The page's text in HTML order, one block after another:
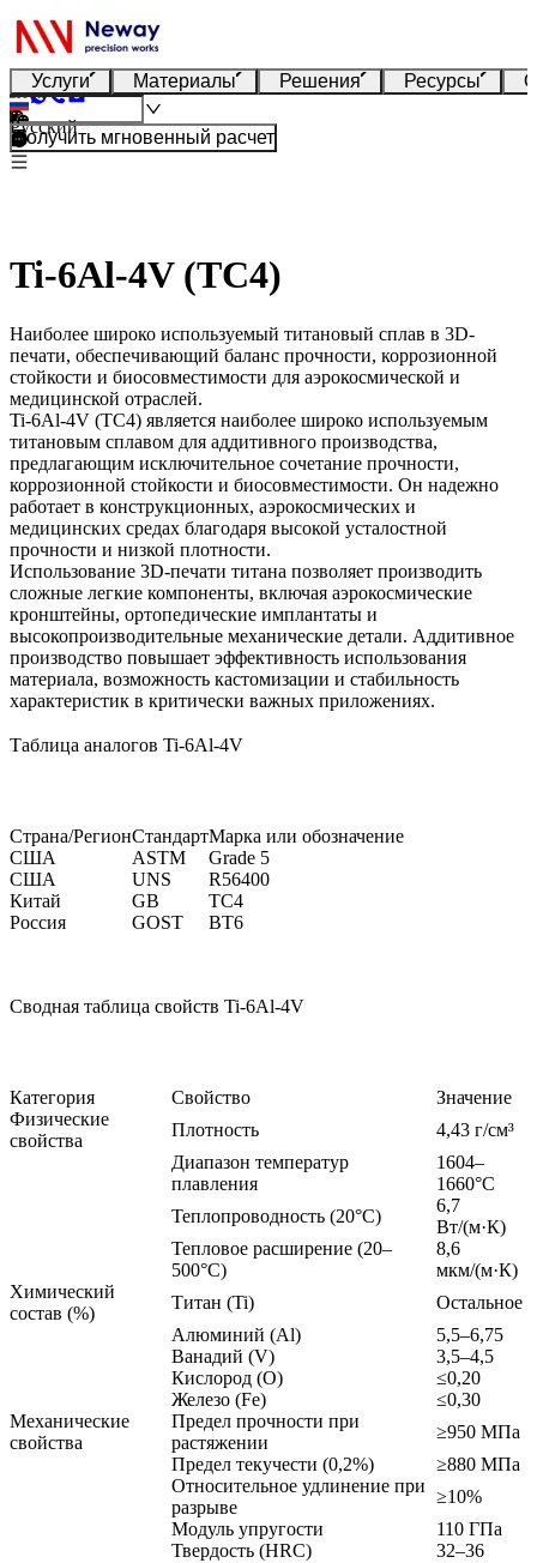
Услуги Материалы Решения Ресурсы
Русский
Получить мгновенный расчет
Ti-6Al-4V (TC4)
Наиболее широко используемый титановый сплав в 3D-
печати, обеспечивающий баланс прочности, коррозионной
стойкости и биосовместимости для аэрокосмической и
медицинской отраслей.
Ti-6Al-4V (TC4) является наиболее широко используемым
титановым сплавом для аддитивного производства,
предлагающим исключительное сочетание прочности,
коррозионной стойкости и биосовместимости. Он надежно
работает в конструкционных, аэрокосмических и
медицинских средах благодаря высокой усталостной
прочности и низкой плотности.
Использование 3D-печати титана позволяет производить
сложные легкие компоненты, включая аэрокосмические
кронштейны, ортопедические имплантаты и
высокопроизводительные механические детали. Аддитивное
производство повышает эффективность использования
материала, возможность кастомизации и стабильность
характеристик в критически важных приложениях.
Таблица аналогов Ti-6Al-4V
Страна/РегионСтандартМарка или обозначение
США
ASTM
Grade 5
США
UNS
R56400
Китай
GB
TC4
Россия
GOST ВТ6
Сводная таблица свойств Ti-6Al-4V
Категория Свойство
Значение
Физические
свойства
Плотность
4,43 г/см³
Диапазон температур
плавления
1604–
1660°C
Теплопроводность (20°C)
6,7
Вт/(м·К)
Тепловое расширение (20–
500°C)
8,6
мкм/(м·К)
Химический
состав (%)
Титан (Ti)
Остальное
Алюминий (Al)
5,5–6,75
Ванадий (V)
3,5–4,5
Кислород (O)
≤0,20
Железо (Fe)
≤0,30
Механические
свойства
Предел прочности при
растяжении
≥950 МПа
Предел текучести (0,2%)
≥880 МПа
Относительное удлинение при
разрыве
≥10%
Модуль упругости
110 ГПа
Твердость (HRC)
32–36